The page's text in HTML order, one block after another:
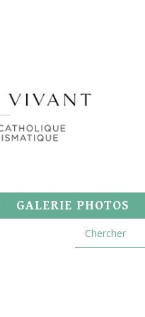
GALERIE PHOTOS